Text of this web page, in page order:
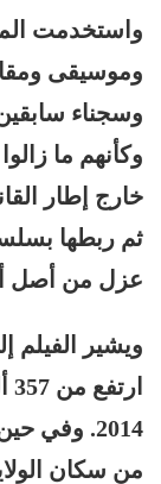
واستخدمت
وموسيقى
وسجناء
وكأنهم ما
خارج إطار
ثم ربطها
عزل من أصل
ويشير الفيلم